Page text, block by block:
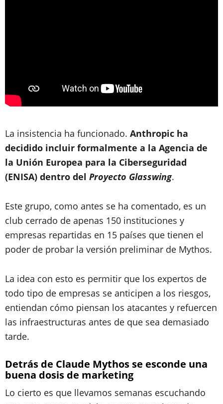
La insistencia ha funcionado. Anthropic ha
decidido incluir formalmente a la Agencia de
la Unión Europea para la Ciberseguridad
(ENISA) dentro del Proyecto Glasswing.
Este grupo, como antes se ha comentado, es un
club cerrado de apenas 150 instituciones y
empresas repartidas en 15 países que tienen el
poder de probar la versión preliminar de Mythos.
La idea con esto es permitir que los expertos de
todo tipo de empresas se anticipen a los riesgos,
entiendan cómo piensan los atacantes y refuercen
las infraestructuras antes de que sea demasiado
tarde.
Detrás de Claude Mythos se esconde una
buena dosis de marketing
Lo cierto es que llevamos semanas escuchando